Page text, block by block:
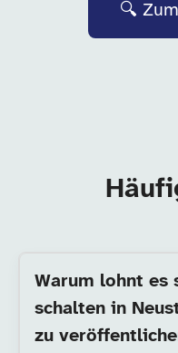
🔍
Warum lohnt es
schalten in
zu